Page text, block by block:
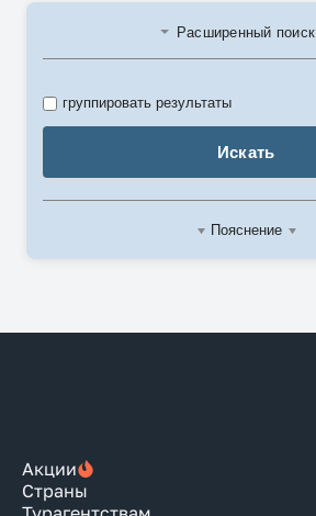
Расширенный поиск
Искать
группировать результаты
Пояснение
Акции
Страны